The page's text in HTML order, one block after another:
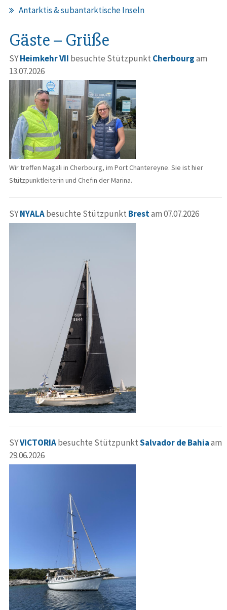
Antarktis & subantarktische Inseln
Gäste – Grüße
SYHeimkehr VII besuchte Stützpunkt Cherbourgam
13.07.2026
Wir treffen Magali in Cherbourg, im Port Chantereyne. Sie ist hier
Stützpunktleiterin und Chefin der Marina.
SYNYALAbesuchte Stützpunkt Brestam 07.07.2026
SYVICTORIAbesuchte StützpunktSalvador de Bahiaam
29.06.2026